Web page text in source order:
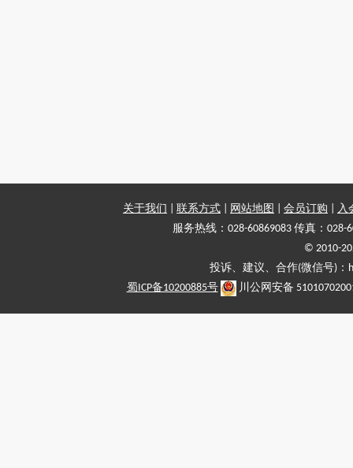
关于我们 联系方式 网站地图 会员订购
入
服务热线：028-60869083 传真：028-
© 2010-
投诉、建议、合作(微信号)
蜀ICP备10200885号
川公网安备